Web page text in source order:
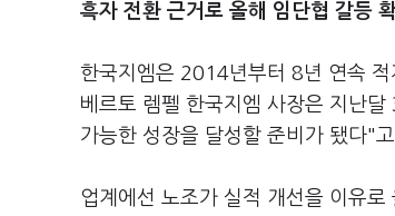
흑자 전환 근거로 올해 임단협 갈등
한국지엠은 2014년부터 8년 연속
베르토 렘펠 한국지엠 사장은 지난
가능한 성장을 달성할 준비가 됐다"
업계에선 노조가 실적 개선을 이유